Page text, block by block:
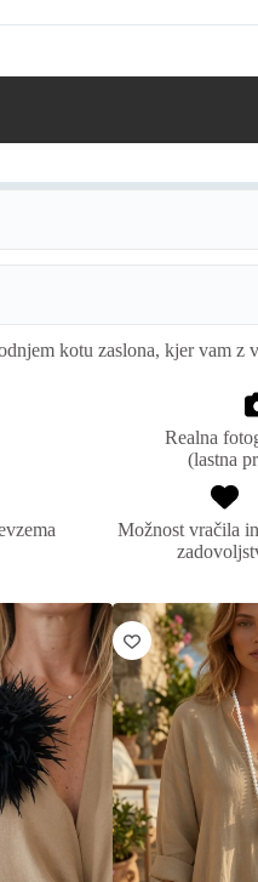
kotu zaslona, kjer vam z
Realna
(lastna
Možnost vračila